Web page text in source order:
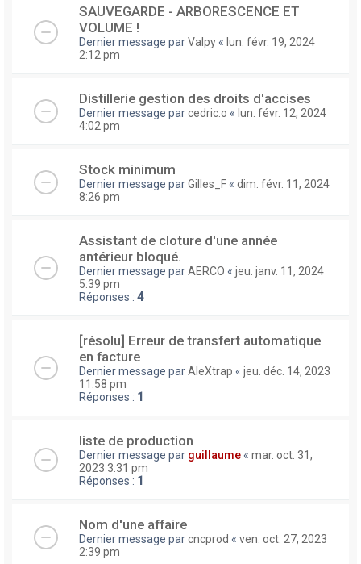
SAUVEGARDE - ARBORESCENCE ET
VOLUME !
Dernier message parValpy « lun. févr. 19, 2024
2:12 pm
Distillerie gestion des droits d'accises
Dernier message parcedric.o « lun. févr. 12, 2024
4:02 pm
Stock minimum
Dernier message parGilles_F « dim. févr. 11, 2024
8:26 pm
Assistant de cloture d'une année
antérieur bloqué.
Dernier message parAERCO « jeu. janv. 11, 2024
5:39 pm
Réponses : 4
[résolu] Erreur de transfert automatique
en facture
Dernier message parAleXtrap « jeu. déc. 14, 2023
11:58 pm
Réponses : 1
liste de production
Dernier message par guillaume « mar. oct. 31,
2023 3:31 pm
Réponses : 1
Nom d'une affaire
Dernier message parcncprod « ven. oct. 27, 2023
2:39 pm